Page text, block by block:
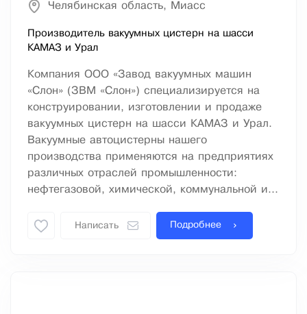
Челябинская область, Миасс
Производитель вакуумных цистерн на шасси
КАМАЗ и Урал
Компания ООО «Завод вакуумных машин
«Слон» (ЗВМ «Слон») специализируется на
конструировании, изготовлении и продаже
вакуумных цистерн на шасси КАМАЗ и Урал.
Вакуумные автоцистерны нашего
производства применяются на предприятиях
различных отраслей промышленности:
нефтегазовой, химической, коммунальной и...
Написать Подробнее